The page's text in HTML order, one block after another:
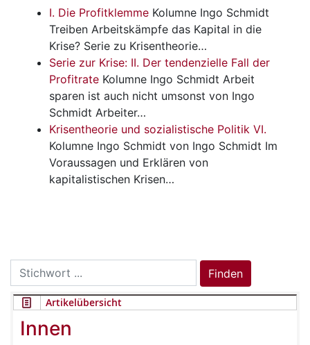
I. Die Profitklemme Kolumne Ingo Schmidt
Treiben Arbeitskämpfe das Kapital in die
Krise? Serie zu Krisentheorie…
Serie zur Krise: II. Der tendenzielle Fall der
Profitrate Kolumne Ingo Schmidt Arbeit
sparen ist auch nicht umsonst von Ingo
Schmidt Arbeiter…
Krisentheorie und sozialistische Politik VI.
Kolumne Ingo Schmidt von Ingo Schmidt Im
Voraussagen und Erklären von
kapitalistischen Krisen…
Search
for:
Finden
Artikelübersicht
Innen